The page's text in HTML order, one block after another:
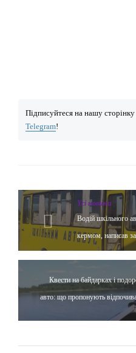
Підписуйтеся на нашу
Telegram!
Yсі новини
Водій шкільного
кермом, написав
Квести на байдарках і
авто: що пропонують